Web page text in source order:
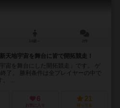
天地宇宙を舞台に皆で開拓競走！
宙を舞台にした開拓競走」です。 ゲ
了。 勝利条件は全プレイヤーの中で
。 ...
6
お気に入り
21
持ってる